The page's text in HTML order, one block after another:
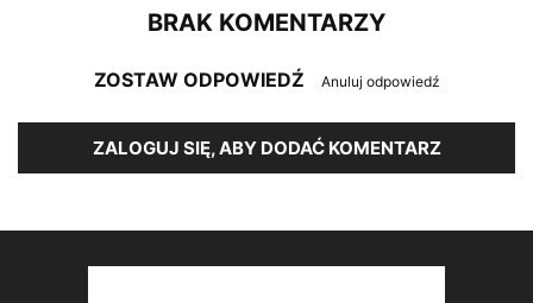
BRAK KOMENTARZY
ZOSTAW ODPOWIEDŹ Anuluj odpowiedź
ZALOGUJ SIĘ, ABY DODAĆ KOMENTARZ